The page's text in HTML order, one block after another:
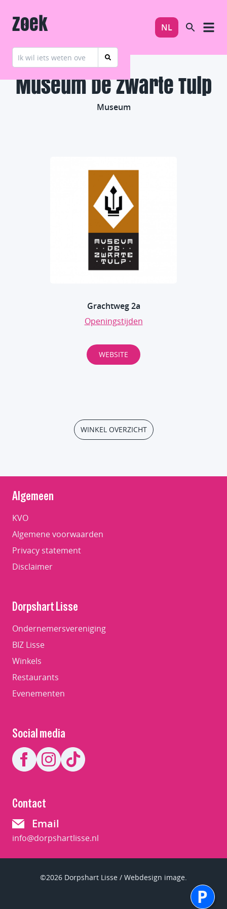
NL
Zoek
Museum De Zwarte Tulp
Museum
Grachtweg 2a
Openingstijden
WEBSITE
WINKEL OVERZICHT
Algemeen
KVO
Algemene voorwaarden
Privacy statement
Disclaimer
Dorpshart Lisse
Ondernemersvereniging
BIZ Lisse
Winkels
Restaurants
Evenementen
Social media
Contact
Email
info@dorpshartlisse.nl
©2026 Dorpshart Lisse / Webdesign image.